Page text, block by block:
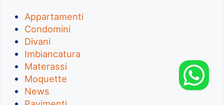
Appartamenti
Condomini
Divani
Imbiancatura
Materassi
Moquette
News